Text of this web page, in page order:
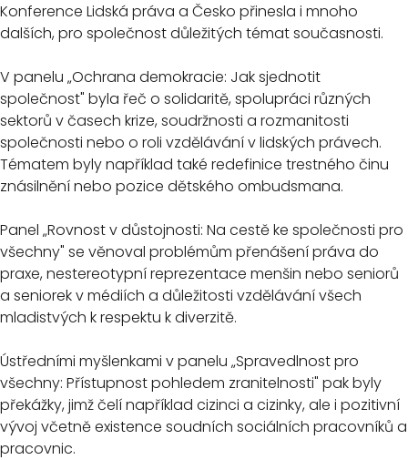
Konference Lidská práva a Česko přinesla i mnoho
dalších, pro společnost důležitých témat současnosti.
V panelu „Ochrana demokracie: Jak sjednotit
společnost" byla řeč o solidaritě, spolupráci různých
sektorů v časech krize, soudržnosti a rozmanitosti
společnosti nebo o roli vzdělávání v lidských právech.
Tématem byly například také redefinice trestného činu
znásilnění nebo pozice dětského ombudsmana.
Panel „Rovnost v důstojnosti: Na cestě ke společnosti pro
všechny" se věnoval problémům přenášení práva do
praxe, nestereotypní reprezentace menšin nebo seniorů
a seniorek v médiích a důležitosti vzdělávání všech
mladistvých k respektu k diverzitě.
Ústředními myšlenkami v panelu „Spravedlnost pro
všechny: Přístupnost pohledem zranitelnosti" pak byly
překážky, jimž čelí například cizinci a cizinky, ale i pozitivní
vývoj včetně existence soudních sociálních pracovníků a
pracovnic.